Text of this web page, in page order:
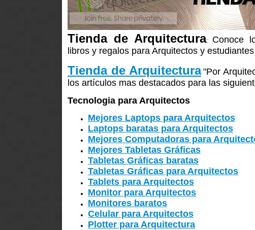
Tienda de Arquitectura: Conoce
libros y regalos para Arquitectos y
Tienda de Arquitectura "Por
los artículos mas destacados para las
Tecnologia para Arquitectos
Mejores Laptops para Arquitectos
Laptops baratas para Arquitectos
Mejores Computadoras para
Mejores Tabletas Gráficas
Tabletas Gráficas baratas
Tabletas Gráficas para Arquitectos
Tablets para Arquitectos
Monitor para Arquitectos
Monitores baratos
Celular para Arquitectos
Plotter para Arquitectura